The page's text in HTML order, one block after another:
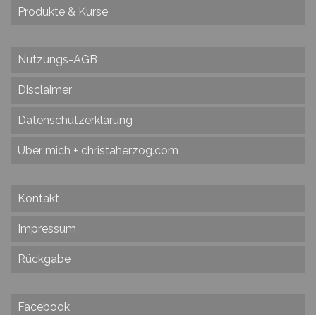
Produkte & Kurse
Nutzungs-AGB
Disclaimer
Datenschutzerklärung
Über mich + christaherzog.com
Kontakt
Impressum
Rückgabe
Facebook